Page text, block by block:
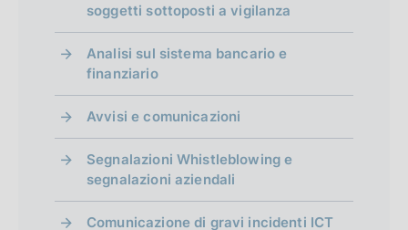
:
soggetti sottoposti a vigilanza
Analisi sul sistema bancario e
finanziario
Avvisi e comunicazioni
Segnalazioni Whistleblowing e
segnalazioni aziendali
Comunicazione di gravi incidenti ICT